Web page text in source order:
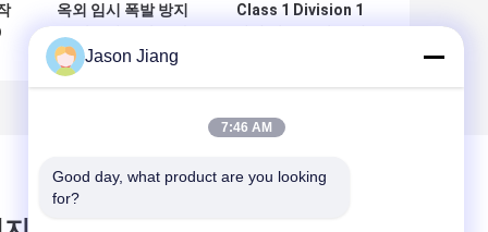
옥외 임시 폭발 방지
는 알루미늄 판을 가
진 홍수 빛 Ip65
100w를 지도했습니
Class 1 Division 1
Jason Jiang
7:46 AM
Good day, what product are you looking
for?